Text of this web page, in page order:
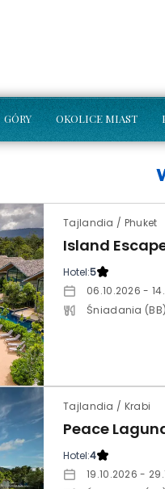
GÓRY OKOLICE MIAST
Tajlandia / Phuket
Island
Hotel:5
06.10.2026 -
Śniadania (BB)
Tajlandia / Krabi
Peace
Hotel:4
19.10.2026 -